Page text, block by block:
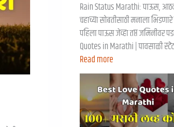
Rain Status Marathi: पाऊस,
चहाच्या सोबतीसाठी मनाला
पहिला पाऊस जेव्हा तप्त जमिनीवर
Quotes in Marathi | पावसाळी
Read more